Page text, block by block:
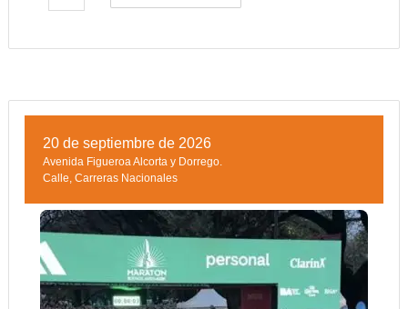
20 de septiembre de 2026
Avenida Figueroa Alcorta y Dorrego.
Calle Carreras Nacionales